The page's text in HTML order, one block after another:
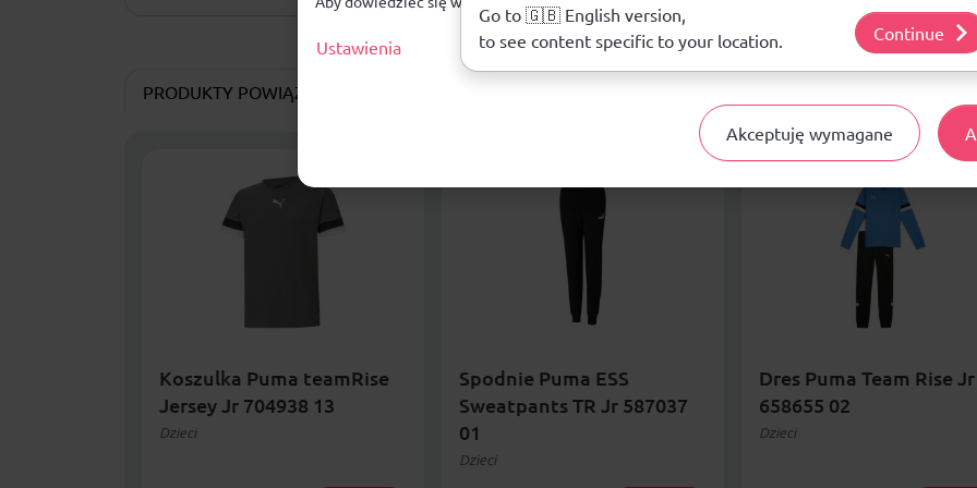
PRODUKTY POWIĄZANE
Koszulka Puma teamRise
Jersey Jr 704938 13
Dzieci
Spodnie Puma ESS
Sweatpants TR Jr 587037
01
Dzieci
Dres Puma Team Rise Jr
658655 02
Dzieci
Ustawienia
Akceptuję wymagane
Go to 🇬🇧 English version,
to see content specific to your location.
Continue